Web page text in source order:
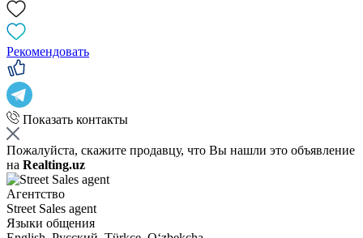
Рекомендовать
Показать контакты
Пожалуйста, скажите продавцу, что Вы нашли это объявление
на Realting.uz
Агентство
Street Sales agent
Языки общения